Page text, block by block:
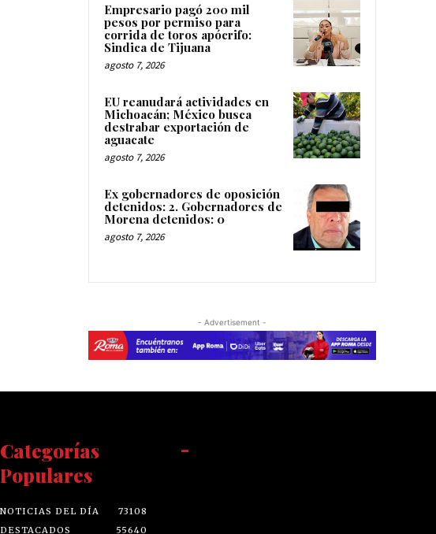
Empresario pagó 200 mil
pesos por permiso para
corrida de toros apócrifo:
Sindica de Tijuana
agosto 7, 2026
EU reanudará actividades en
Michoacán; México busca
destrabar exportación de
aguacate
agosto 7, 2026
Ex gobernadores de oposición
detenidos: 2. Gobernadores de
Morena detenidos: 0
agosto 7, 2026
- Advertisement -
Categorías
Populares
NOTICIAS DEL DÍA
73108
DESTACADOS
55640
-